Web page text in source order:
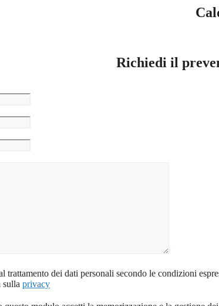
Richiedi il
trattamento dei dati personali secondo le condizioni
sulla privacy